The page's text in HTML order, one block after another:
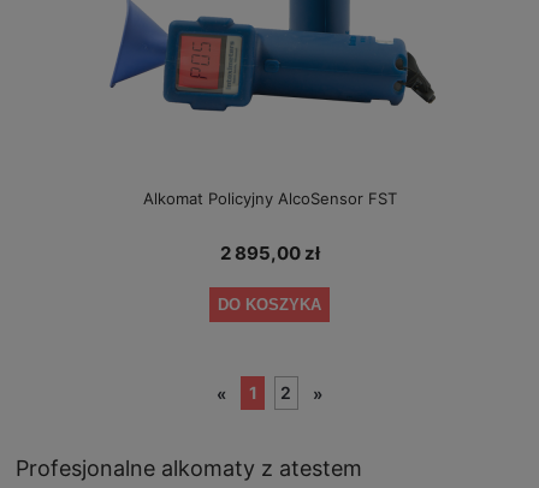
Alkomat Policyjny AlcoSensor FST
2 895,00 zł
DO KOSZYKA
« 1 2 »
Profesjonalne alkomaty z atestem